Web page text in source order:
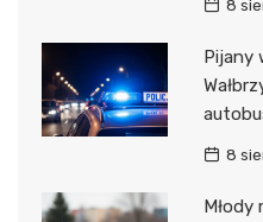
8
Pijany
8
Młody